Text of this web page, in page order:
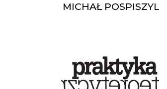
MICHAŁ POSPISZYL